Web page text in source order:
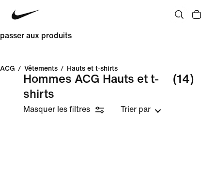
passer aux produits
ACG / Vêtements / Hauts et t-shirts
Hommes ACG Hauts et t-
shirts
(14)
Masquer les filtres Trier par